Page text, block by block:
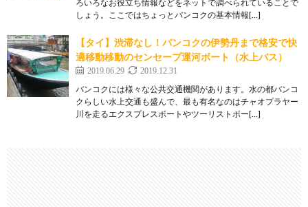
ろいろなお役立ち情報などをネットで調べられていることで
しょう。ここではちょっとバンコクの基本情報[…]
【タイ】渋滞なし！バンコクの伊勢丹まで格安で快
適移動移動のセンセープ運河ボート（水上バス）
2019.06.29 2019.12.31
バンコクには様々な公共交通機関があります。水の都バンコ
クらしい水上交通も盛んで、最も有名なのはチャオプラヤー
川を走るエクスプレスボートやツーリストボー[…]